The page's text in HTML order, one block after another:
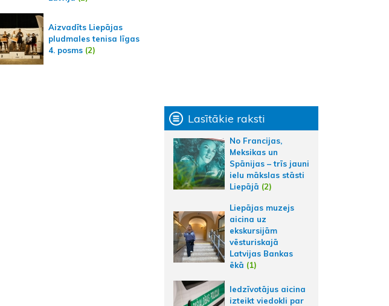
Aizvadīts Liepājas
pludmales tenisa līgas
4. posms (2)
Lasītākie raksti
No Francijas,
Meksikas un
Spānijas – trīs jauni
ielu mākslas stāsti
Liepājā (2)
Liepājas muzejs
aicina uz
ekskursijām
vēsturiskajā
Latvijas Bankas
ēkā (1)
Iedzīvotājus aicina
izteikt viedokli par